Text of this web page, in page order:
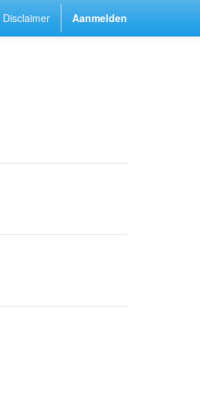
Disclaimer Aanmelden